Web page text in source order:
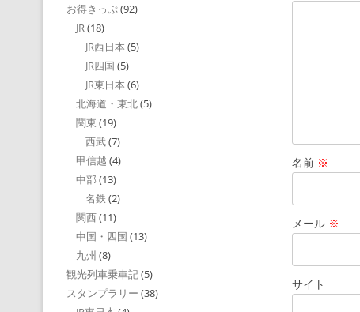
名前 ※
メール ※
サイト
お得きっぷ(92)
JR(18)
JR西日本 (5)
JR四国 (5)
JR東日本 (6)
北海道・東北(5)
関東 (19)
西武(7)
甲信越 (4)
中部 (13)
名鉄 (2)
関西(11)
中国・四国 (13)
九州 (8)
観光列車乗車記(5)
スタンプラリー (38)